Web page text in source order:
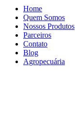
Home
Quem Somos
Nossos Produtos
Parceiros
Contato
Blog
Agropecuária